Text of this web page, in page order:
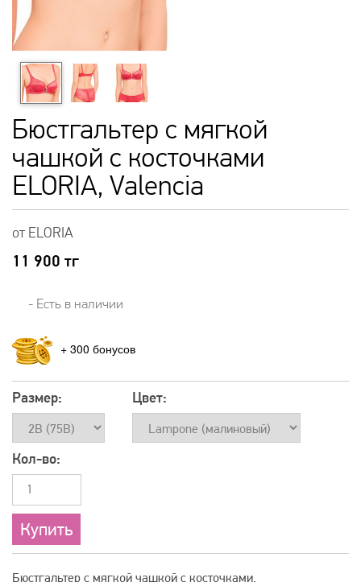
Бюстгальтер с мягкой
чашкой с косточками
ELORIA, Valencia
от ELORIA
11 900 тг
- Есть в наличии
+ 300
Размер: Цвет:
Кол-во:
Бюстгальтер с мягкой чашкой с косточками.